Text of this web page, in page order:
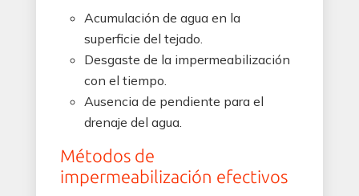
Acumulación de agua en la
superficie del tejado.
Desgaste de la impermeabilización
con el tiempo.
Ausencia de pendiente para el
drenaje del agua.
Métodos de
impermeabilización efectivos